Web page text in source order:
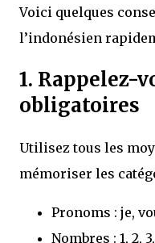
Voici quelques
l’indonésien
1. Rappelez-
obligatoires
Utilisez tous les
mémoriser les
Pronoms : je,
Nombres : 1, 2,